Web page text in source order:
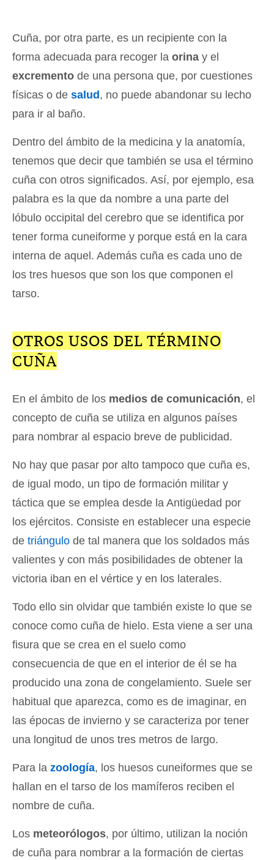
Cuña, por otra parte, es un recipiente con la
forma adecuada para recoger la orina y el
excremento de una persona que, por cuestiones
físicas o de salud , no puede abandonar su lecho
para ir al baño.
Dentro del ámbito de la medicina y la anatomía,
tenemos que decir que también se usa el término
cuña con otros significados. Así, por ejemplo, esa
palabra es la que da nombre a una parte del
lóbulo occipital del cerebro que se identifica por
tener forma cuneiforme y porque está en la cara
interna de aquel. Además cuña es cada uno de
los tres huesos que son los que componen el
tarso.
OTROS USOS DEL TÉRMINO
CUÑA
En el ámbito de los medios de comunicación, el
concepto de cuña se utiliza en algunos países
para nombrar al espacio breve de publicidad.
No hay que pasar por alto tampoco que cuña es,
de igual modo, un tipo de formación militar y
táctica que se emplea desde la Antigüedad por
los ejércitos. Consiste en establecer una especie
de triángulo de tal manera que los soldados más
valientes y con más posibilidades de obtener la
victoria iban en el vértice y en los laterales.
Todo ello sin olvidar que también existe lo que se
conoce como cuña de hielo. Esta viene a ser una
fisura que se crea en el suelo como
consecuencia de que en el interior de él se ha
producido una zona de congelamiento. Suele ser
habitual que aparezca, como es de imaginar, en
las épocas de invierno y se caracteriza por tener
una longitud de unos tres metros de largo.
Para la zoología, los huesos cuneiformes que se
hallan en el tarso de los mamíferos reciben el
nombre de cuña.
Los meteorólogos, por último, utilizan la noción
de cuña para nombrar a la formación de ciertas